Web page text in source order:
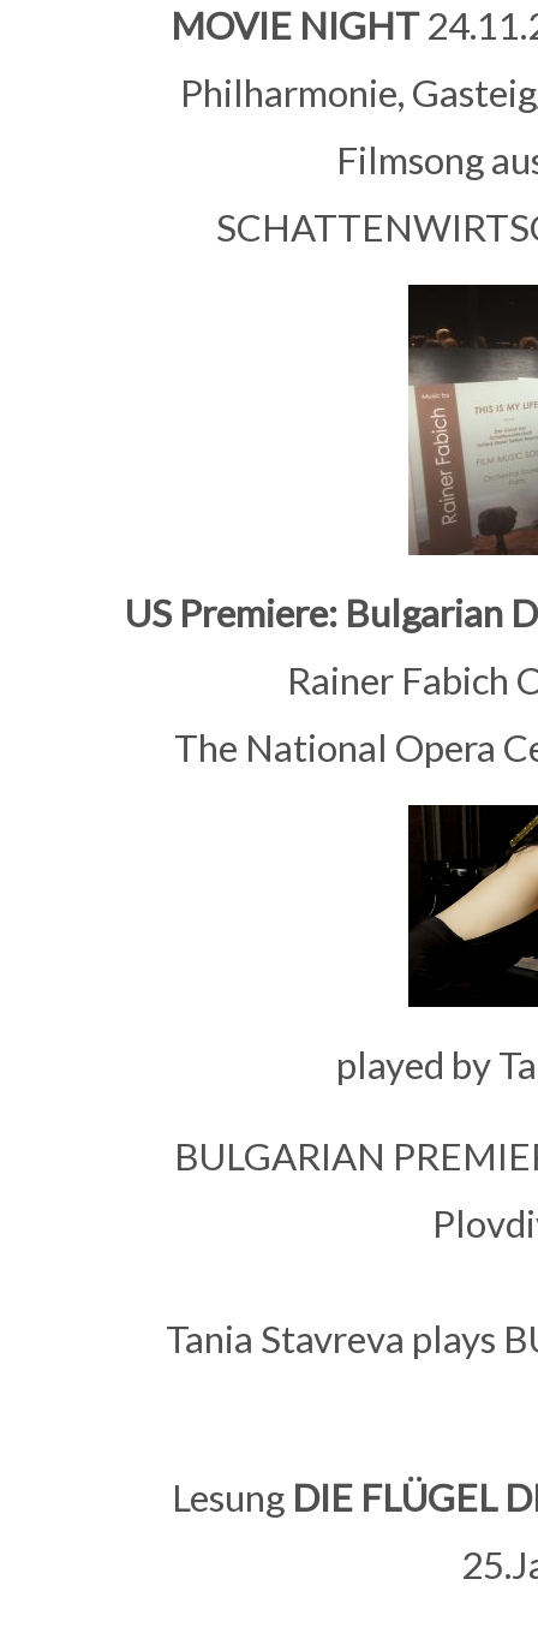
MOVIE NIGHT
Philharmonie,
Filmsong
US Premiere: Bulgarian
Rainer Fabich
The National Opera
played by
BULGARIAN
Tania Stavreva plays
Lesung DIE FLÜGEL